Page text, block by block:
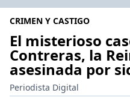
CRIMEN Y CASTIGO
El misterioso
Contreras, la
asesinada por
Periodista Digital